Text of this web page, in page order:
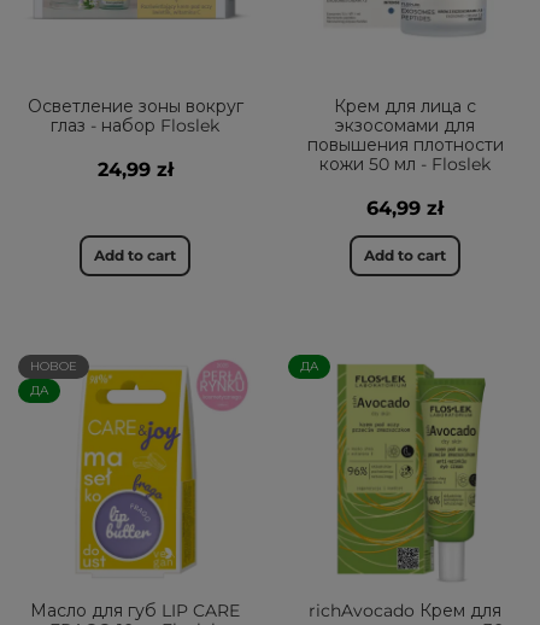
Осветление зоны вокруг
глаз - набор Floslek
24,99 zł
Add to cart
Крем для лица с
экзосомами для
повышения плотности
кожи 50 мл - Floslek
64,99 zł
Add to cart
НОВОЕ
ДА
Масло для губ LIP CARE
ДА
richAvocado Крем для